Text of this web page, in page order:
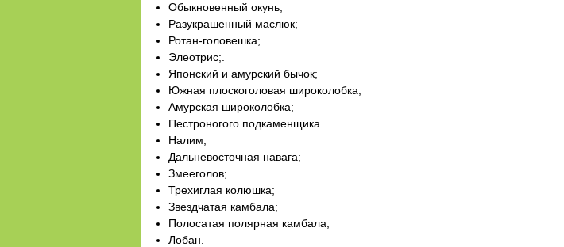
Обыкновенный окунь;
Разукрашенный маслюк;
Ротан-головешка;
Элеотрис;.
Японский и амурский бычок;
Южная плоскоголовая широколобка;
Амурская широколобка;
Пестроногого подкаменщика.
Налим;
Дальневосточная навага;
Змееголов;
Трехиглая колюшка;
Звездчатая камбала;
Полосатая полярная камбала;
Лобан.